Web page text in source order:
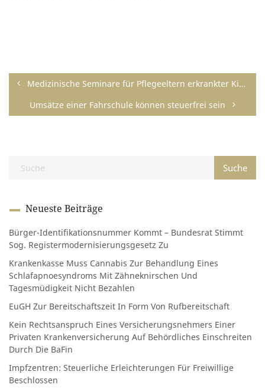
Medizinische Seminare für Pflegeeltern erkrankter Kinder führen zu außergewöhnlichen Belastungen
Umsätze einer Fahrschule können steuerfrei sein
Neueste Beiträge
Bürger-Identifikationsnummer Kommt – Bundesrat Stimmt
Sog. Registermodernisierungsgesetz Zu
Krankenkasse Muss Cannabis Zur Behandlung Eines
Schlafapnoesyndroms Mit Zähneknirschen Und
Tagesmüdigkeit Nicht Bezahlen
EuGH Zur Bereitschaftszeit In Form Von Rufbereitschaft
Kein Rechtsanspruch Eines Versicherungsnehmers Einer
Privaten Krankenversicherung Auf Behördliches Einschreiten
Durch Die BaFin
Impfzentren: Steuerliche Erleichterungen Für Freiwillige
Beschlossen